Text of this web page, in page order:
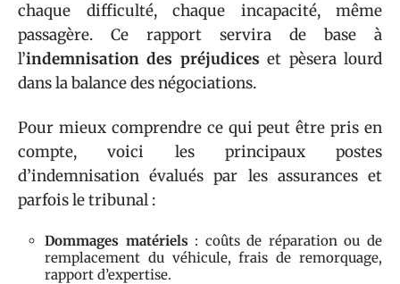
chaque difficulté, chaque incapacité, même
passagère. Ce rapport servira de base à
l’indemnisation des préjudices et pèsera lourd
dans la balance des négociations.
Pour mieux comprendre ce qui peut être pris en
compte, voici les principaux postes
d’indemnisation évalués par les assurances et
parfois le tribunal :
Dommages matériels: coûts de réparation ou de
remplacement du véhicule, frais de remorquage,
rapport d’expertise.